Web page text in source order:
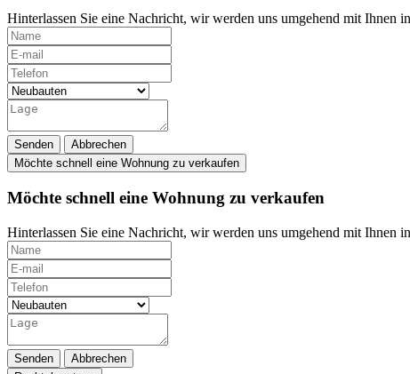
Hinterlassen Sie eine Nachricht, wir werden uns umgehend mit Ihnen
Senden
Abbrechen
Möchte schnell eine Wohnung zu verkaufen
Möchte schnell eine Wohnung zu verkaufen
Hinterlassen Sie eine Nachricht, wir werden uns umgehend mit Ihnen
Senden
Abbrechen